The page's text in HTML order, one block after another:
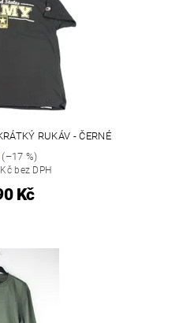
RUKÁV - ČERNÉ
%)
bez DPH
Kč